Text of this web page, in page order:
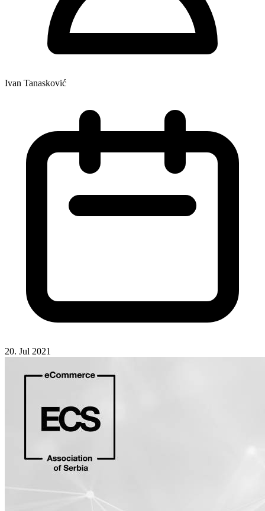
Ivan Tanasković
20. Jul 2021